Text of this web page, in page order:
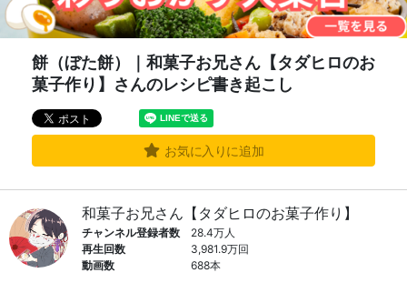
餅（ぼた餅）｜和菓子お兄さん【タダヒロのお
菓子作り】さんのレシピ書き起こし
お気に入りに追加
和菓子お兄さん【タダヒロのお菓子作り】
チャンネル登録者数
28.4万人
再生回数
3,981.9万回
動画数
688本